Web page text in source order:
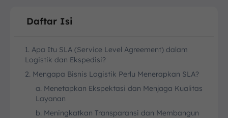
Daftar Isi
1. Apa Itu SLA (Service Level Agreement) dalam
Logistik dan Ekspedisi?
2. Mengapa Bisnis Logistik Perlu Menerapkan SLA?
a. Menetapkan Ekspektasi dan Menjaga Kualitas
Layanan
b. Meningkatkan Transparansi dan Membangun